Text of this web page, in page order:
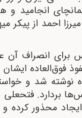
انجامید و
میرزا احمد از
انصراف آن
فوق‌العاده
نوشته شد و
بردارد. فتحعلى
محذور کرده